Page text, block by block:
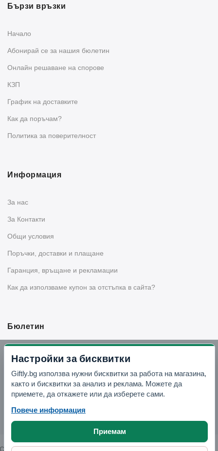
Бързи връзки
Начало
Абонирай се за нашия бюлетин
Oнлайн решаване на спорове
КЗП
График на доставките
Как да поръчам?
Политика за поверителност
Информация
За нас
За Контакти
Общи условия
Поръчки, доставки и плащане
Гаранция, връщане и рекламации
Как да използваме купон за отстъпка в сайта?
Бюлетин
Отвори Telegram
Copyright © 2026 GIFTLY.BG. All rights reserved.
Настройки за бисквитки
Giftly.bg използва нужни бисквитки за работа на магазина,
както и бисквитки за анализ и реклама. Можете да
приемете, да откажете или да изберете сами.
Повече информация
Приемам